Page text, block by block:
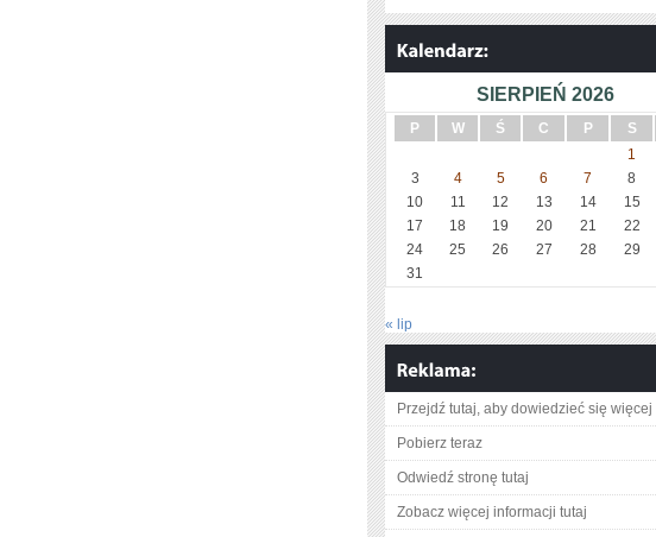
SIERPIEŃ 2026
P W Ś C P S
1
3
4 5 6 7 8
10
11 12 13 14 15
17
18 19 20 21 22
24
25 26 27 28 29
31
« lip
Przejdź tutaj, aby dowiedzieć się więcej
Pobierz teraz
Odwiedź stronę tutaj
Zobacz więcej informacji tutaj